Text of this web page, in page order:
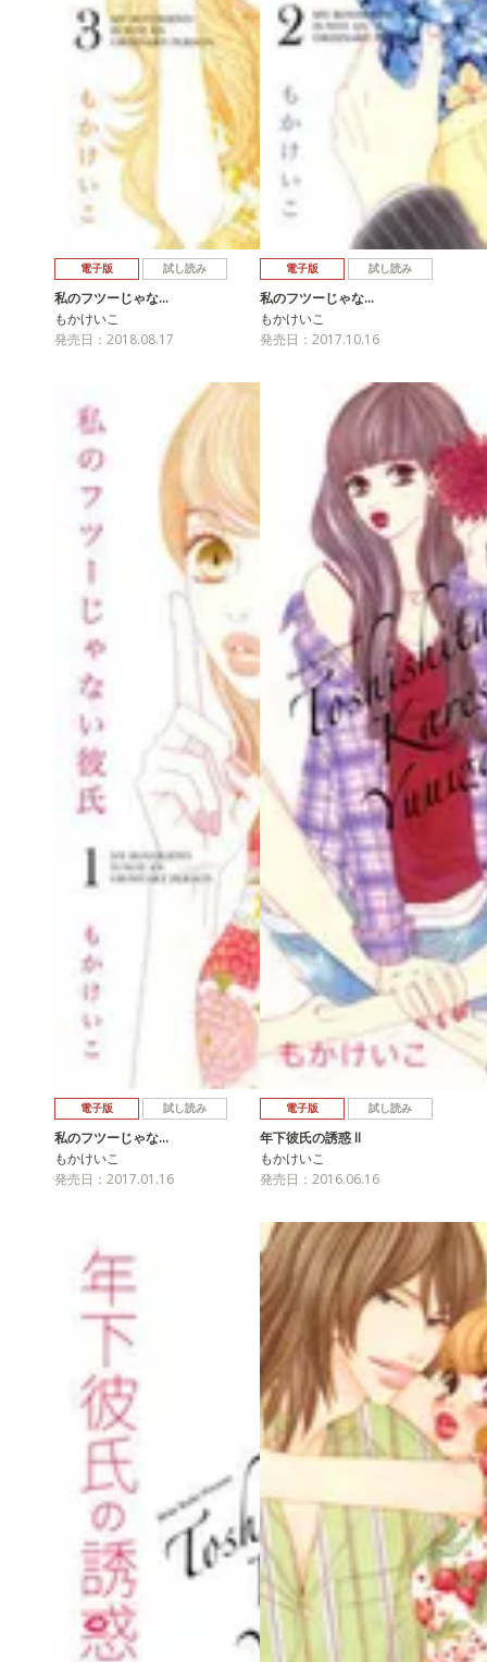
電子版 試し読み
私のフツーじゃな…
もかけいこ
発売日：2018.08.17
電子版 試し読み
私のフツーじゃな…
もかけいこ
発売日：2017.10.16
電子版 試し読み
私のフツーじゃな…
もかけいこ
発売日：2017.01.16
電子版 試し読み
年下彼氏の誘惑 II
もかけいこ
発売日：2016.06.16